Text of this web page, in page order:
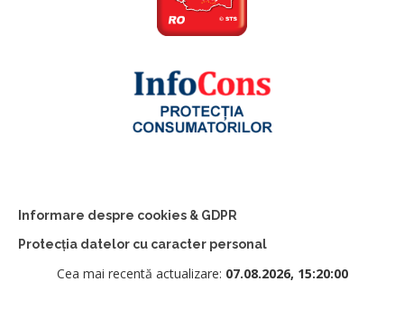
Informare despre cookies & GDPR
Protecția datelor cu caracter personal
Cea mai recentă actualizare: 07.08.2026, 15:20:00